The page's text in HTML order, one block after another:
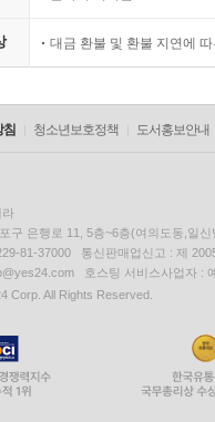
대금 환불 및 환불 지연에
침 청소년보호정책 도서홍보안내
라
구 은행로 11, 5층~6층(여의도동,일신
81-37000 통신판매업신고 : 제
호스팅 서비스사업자 :
Corp. All Rights Reserved.